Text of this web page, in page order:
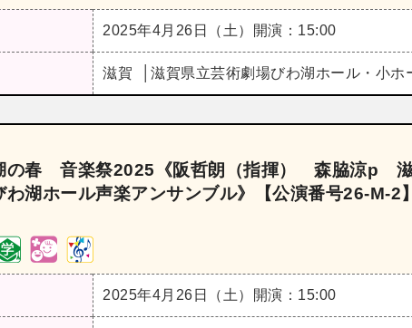
2025年4月26日（土） 開演：15:00
滋賀 滋賀県立芸術劇場びわ湖ホール・小ホ
の春 音楽祭2025《阪哲朗（指揮） 森脇涼p 滋
湖ホール声楽アンサンブル》【公演番号26‐M‐2】
2025年4月26日（土） 開演：15:00